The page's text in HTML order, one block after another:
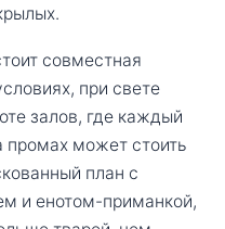
совместная
при свете
залов, где каждый
промах может стоить
план с
и енотом-приманкой,